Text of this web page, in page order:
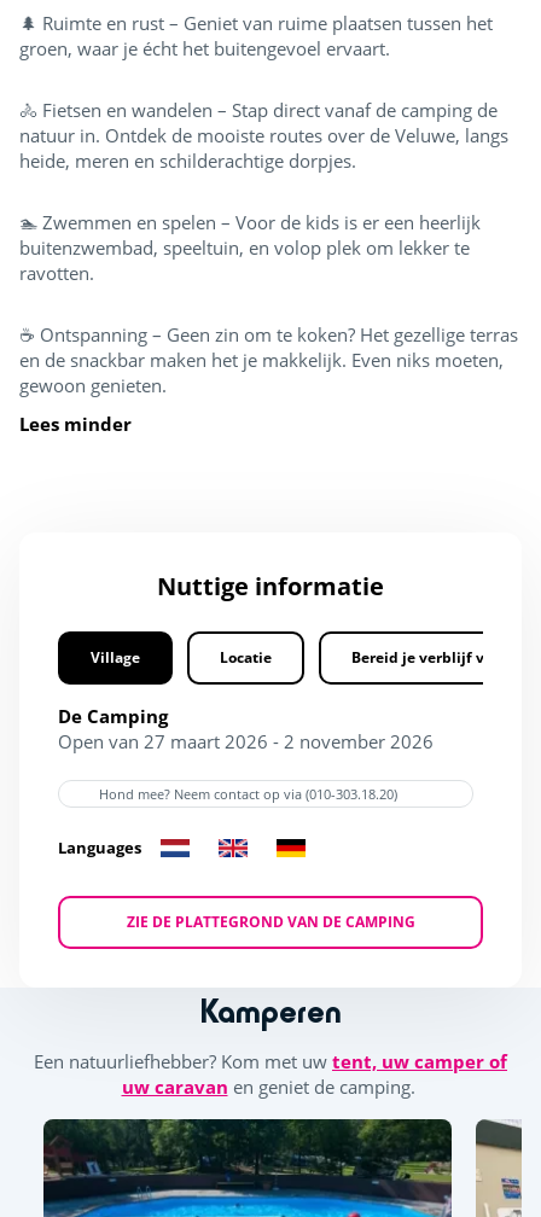
🌲 Ruimte en rust – Geniet van ruime plaatsen tussen het
groen, waar je écht het buitengevoel ervaart.
🚴 Fietsen en wandelen – Stap direct vanaf de camping de
natuur in. Ontdek de mooiste routes over de Veluwe, langs
heide, meren en schilderachtige dorpjes.
🏊 Zwemmen en spelen – Voor de kids is er een heerlijk
buitenzwembad, speeltuin, en volop plek om lekker te
ravotten.
☕ Ontspanning – Geen zin om te koken? Het gezellige terras
en de snackbar maken het je makkelijk. Even niks moeten,
gewoon genieten.
Lees minder
Nuttige informatie
Village Locatie Bereid je verblijf voor
De Camping
Open van 27 maart 2026 - 2 november 2026
Hond mee? Neem contact op via (010-303.18.20)
Languages
ZIE DE PLATTEGROND VAN DE CAMPING
Kamperen
Een natuurliefhebber? Kom met uw tent, uw camper of
uw caravan en geniet de camping.